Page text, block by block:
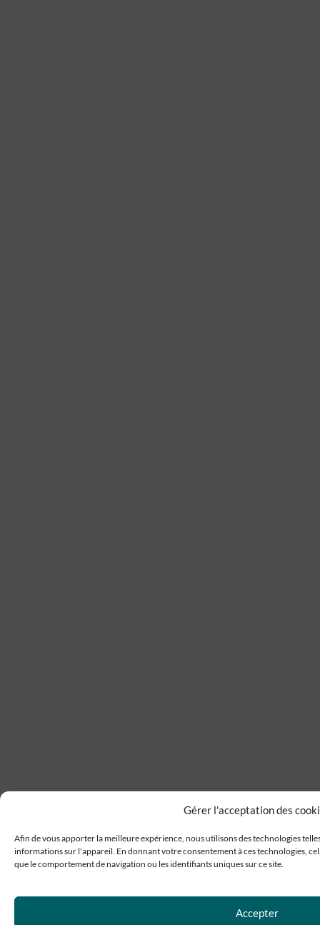
Gérer l'acceptation des
Afin de vous apporter la meilleure expérience, nous utilisons des technologies
informations sur l'appareil. En donnant votre consentement à ces technologies,
que le comportement de navigation ou les identifiants uniques sur ce site.
Accepter